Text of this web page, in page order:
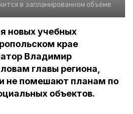
в запланированном объёме
новых учебных
крае
Владимир
главы региона,
не помешают планам по
объектов.